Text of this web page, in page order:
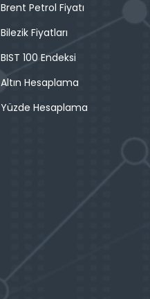
Brent Petrol Fiyatı
Bilezik Fiyatları
BIST 100 Endeksi
Altın Hesaplama
Yüzde Hesaplama